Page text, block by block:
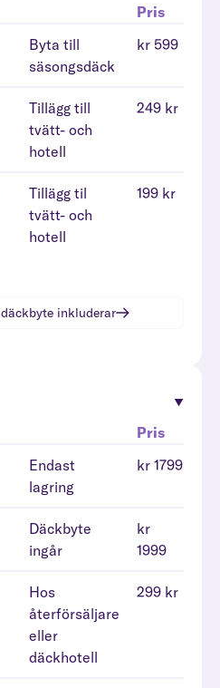
Pris
Byta till
säsongsdäck
kr 599
Tillägg till
tvätt- och
hotell
249 kr
Tillägg til
tvätt- och
hotell
199 kr
däckbyte inkluderar
Pris
Endast
lagring
kr 1799
Däckbyte
ingår
kr
1999
Hos
återförsäljare
eller
däckhotell
299 kr